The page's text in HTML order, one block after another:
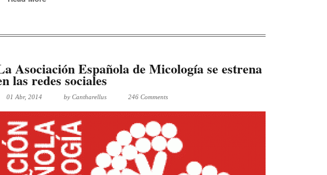
Asociación Española de Micología se estrena
las redes sociales
01 Abr, 2014 by Cantharellus 246 Comments